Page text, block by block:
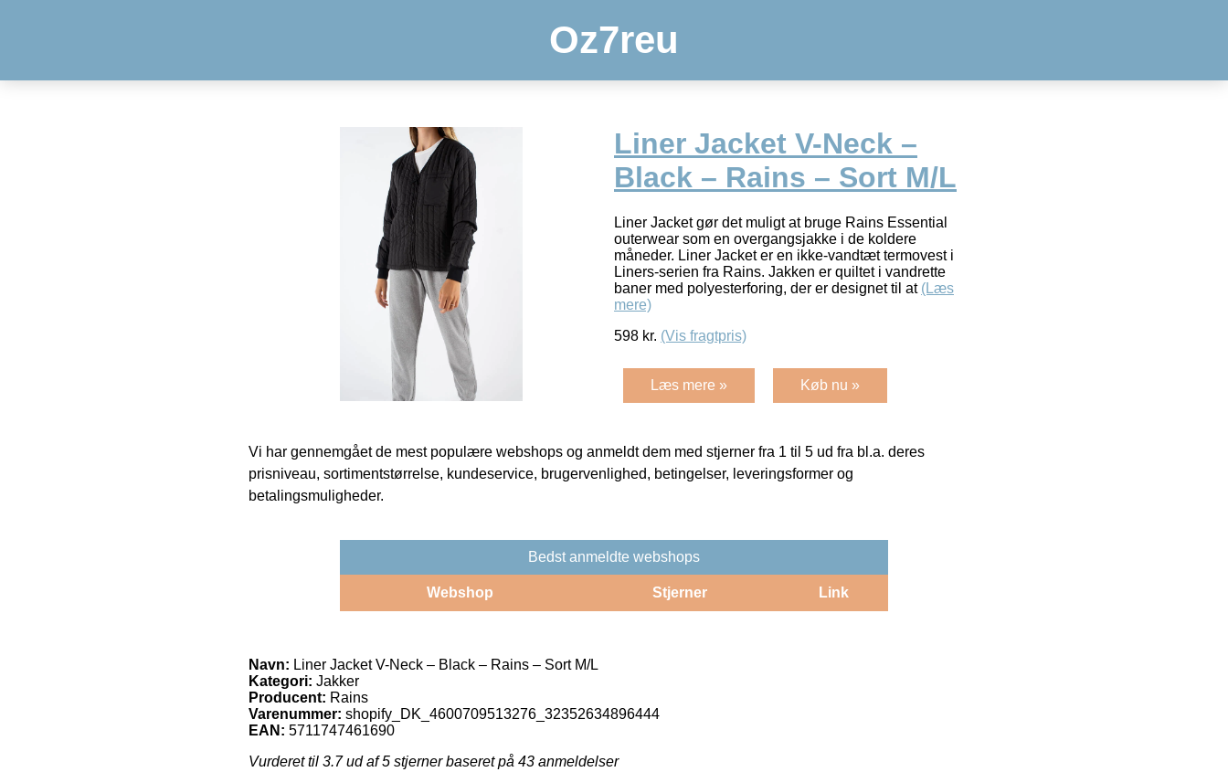
Oz7reu
Liner Jacket V-Neck –
Black – Rains – Sort M/L
Liner Jacket gør det muligt at bruge Rains Essential
outerwear som en overgangsjakke i de koldere
måneder. Liner Jacket er en ikke-vandtæt termovest i
Liners-serien fra Rains. Jakken er quiltet i vandrette
baner med polyesterforing, der er designet til at (Læs
mere)
598 kr. (Vis fragtpris)
Læs mere » Køb nu »
Vi har gennemgået de mest populære webshops og anmeldt dem med stjerner fra 1 til 5 ud fra bl.a. deres
prisniveau, sortimentstørrelse, kundeservice, brugervenlighed, betingelser, leveringsformer og
betalingsmuligheder.
Bedst anmeldte webshops
Webshop Stjerner Link
Navn: Liner Jacket V-Neck – Black – Rains – Sort M/L
Kategori: Jakker
Producent: Rains
Varenummer: shopify_DK_4600709513276_32352634896444
EAN: 5711747461690
Vurderet til 3.7ud af 5 stjerner baseret på 43 anmeldelser